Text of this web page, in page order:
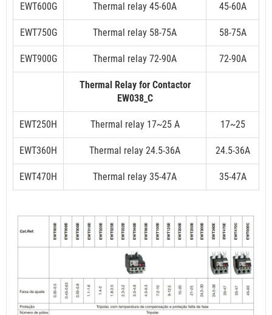
EWT600G Thermal relay 45-60A 45-60A
EWT750G Thermal relay 58-75A 58-75A
EWT900G Thermal relay 72-90A 72-90A
Thermal Relay for Contactor
EW038_C
EWT250H Thermal relay 17~25 A 17~25
EWT360H Thermal relay 24.5-36A 24.5-36A
EWT470H Thermal relay 35-47A 35-47A